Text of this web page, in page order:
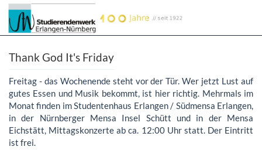
Thank God It's Friday
Freitag - das Wochenende steht vor der Tür. Wer jetzt Lust auf
gutes Essen und Musik bekommt, ist hier richtig. Mehrmals im
Monat finden im Studentenhaus Erlangen / Südmensa Erlangen,
in der Nürnberger Mensa Insel Schütt und in der Mensa
Eichstätt, Mittagskonzerte ab ca. 12:00 Uhr statt. Der Eintritt
ist frei.